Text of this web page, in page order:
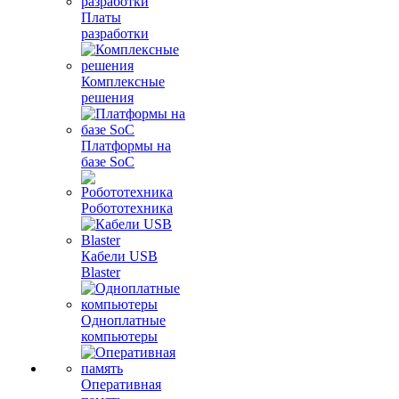
Платы
разработки
Комплексные
решения
Платформы на
базе SoC
Робототехника
Кабели USB
Blaster
Одноплатные
компьютеры
Оперативная